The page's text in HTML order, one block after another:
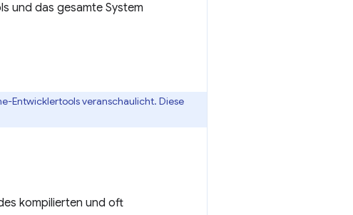
und das gesamte System
Entwicklertools veranschaulicht. Diese
kompilierten und oft